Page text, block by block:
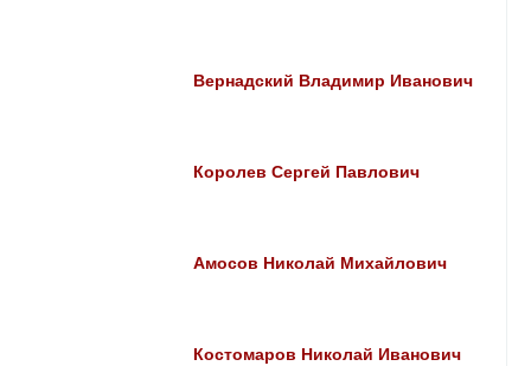
Вернадский Владимир Иванович
Королев Сергей Павлович
Амосов Николай Михайлович
Костомаров Николай Иванович